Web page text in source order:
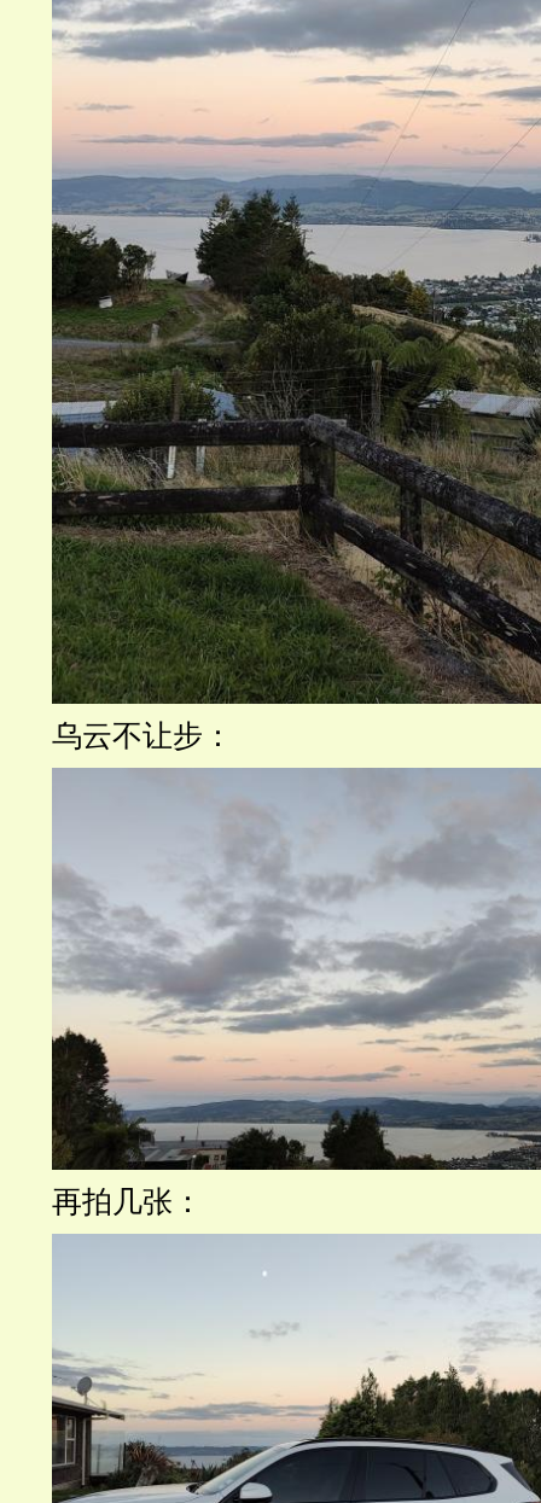
乌云不让步：
再拍几张：